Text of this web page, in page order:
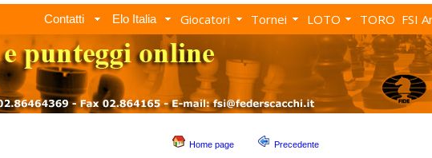
Contatti Elo Italia Giocatori Tornei LOTO TORO FSI
Home page Precedente